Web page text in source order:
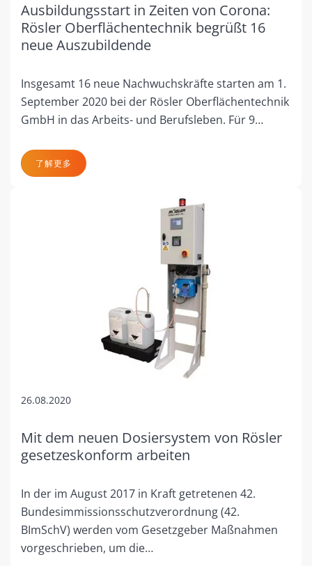
Ausbildungsstart in Zeiten von Corona:
Rösler Oberflächentechnik begrüßt 16
neue Auszubildende
Insgesamt 16 neue Nachwuchskräfte starten am 1.
September 2020 bei der Rösler Oberflächentechnik
GmbH in das Arbeits- und Berufsleben. Für 9…
了解更多
26.08.2020
Mit dem neuen Dosiersystem von Rösler
gesetzeskonform arbeiten
In der im August 2017 in Kraft getretenen 42.
Bundesimmissionsschutzverordnung (42.
BImSchV) werden vom Gesetzgeber Maßnahmen
vorgeschrieben, um die…